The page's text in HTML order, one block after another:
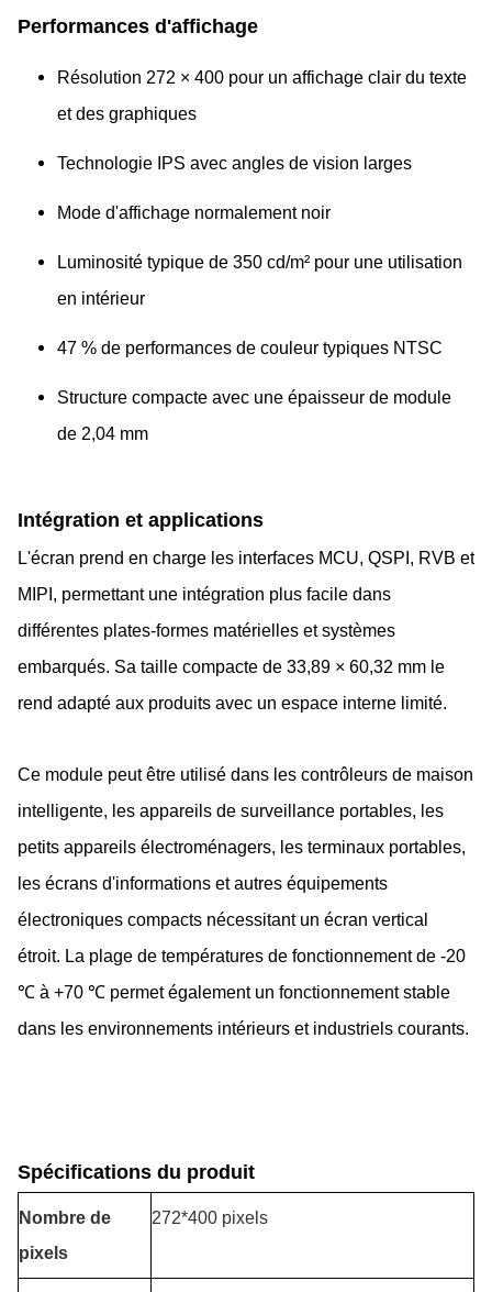
Performances d'affichage
Résolution 272 × 400 pour un affichage clair du texte
et des graphiques
Technologie IPS avec angles de vision larges
Mode d'affichage normalement noir
Luminosité typique de 350 cd/m² pour une utilisation
en intérieur
47 % de performances de couleur typiques NTSC
Structure compacte avec une épaisseur de module
de 2,04 mm
Intégration et applications
L'écran prend en charge les interfaces MCU, QSPI, RVB et
MIPI, permettant une intégration plus facile dans
différentes plates-formes matérielles et systèmes
embarqués. Sa taille compacte de 33,89 × 60,32 mm le
rend adapté aux produits avec un espace interne limité.
Ce module peut être utilisé dans les contrôleurs de maison
intelligente, les appareils de surveillance portables, les
petits appareils électroménagers, les terminaux portables,
les écrans d'informations et autres équipements
électroniques compacts nécessitant un écran vertical
étroit. La plage de températures de fonctionnement de -20
℃ à +70 ℃ permet également un fonctionnement stable
dans les environnements intérieurs et industriels courants.
Spécifications du produit
Nombre de
pixels
272*400 pixels